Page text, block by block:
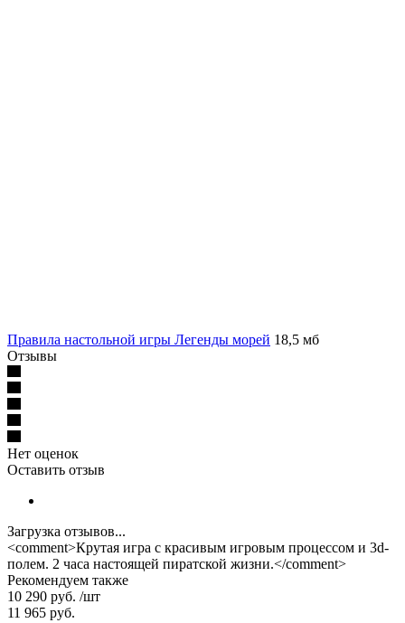
Правила настольной игры Легенды морей 18,5 мб
Отзывы
Нет оценок
Оставить отзыв
Загрузка отзывов...
<comment>Крутая игра с красивым игровым процессом и 3d-
полем. 2 часа настоящей пиратской жизни.</comment>
Рекомендуем также
10 290 руб. /шт
11 965 руб.